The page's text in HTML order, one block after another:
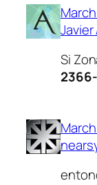
Si